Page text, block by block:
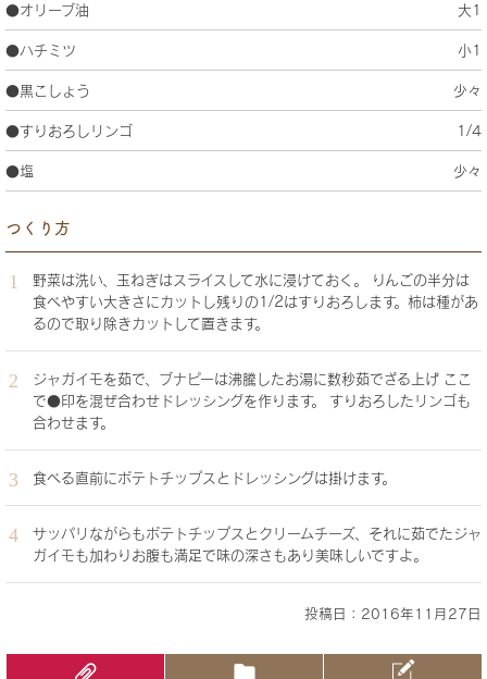
●オリーブ油 大1
●ハチミツ 小1
●黒こしょう 少々
●すりおろしリンゴ 1/4
●塩 少々
つくり方
野菜は洗い、玉ねぎはスライスして水に浸けておく。 りんごの半分は
食べやすい大きさにカットし残りの1/2はすりおろします。柿は種があ
るので取り除きカットして置きます。
ジャガイモを茹で、ブナピーは沸騰したお湯に数秒茹でざる上げ ここ
で●印を混ぜ合わせドレッシングを作ります。 すりおろしたリンゴも
合わせます。
食べる直前にポテトチップスとドレッシングは掛けます。
サッパリながらもポテトチップスとクリームチーズ、それに茹でたジャ
ガイモも加わりお腹も満足で味の深さもあり美味しいですよ。
投稿日：2016年11月27日